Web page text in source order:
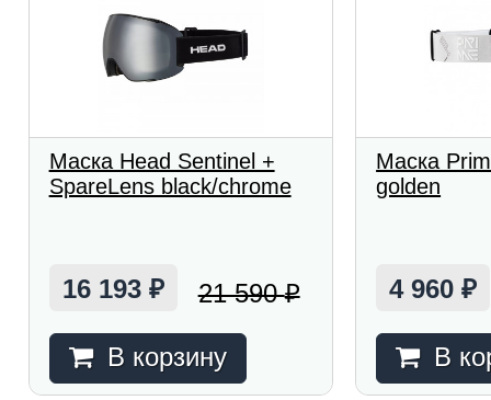
Маска Head Sentinel +
SpareLens black/chrome
16 193 ₽ 21 590₽
В корзину
Маска
golden
4 960₽
В